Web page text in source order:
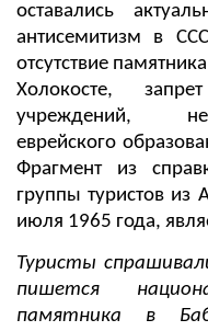
оставались
антисемитизм в
отсутствие
Холокосте,
учреждений,
еврейского
Фрагмент из
группы туристов из
июля 1965 года,
Туристы
пишется
памятника в